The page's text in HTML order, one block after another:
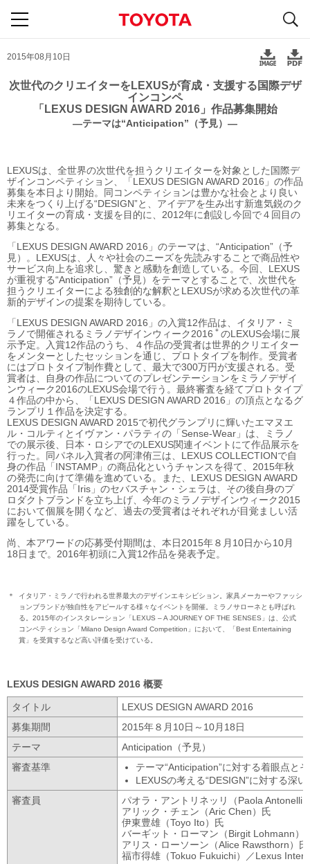
2015年08月10日
次世代のクリエイターをLEXUSが育成・支援する国際デザ
インコンペ
「LEXUS DESIGN AWARD 2016」作品募集開始
―テーマは“Anticipation”（予見）―
LEXUSは、全世界の次世代を担うクリエイターを対象とした国際デ
ザインコンペティション、「LEXUS DESIGN AWARD 2016」の作品
募集を本日より開始。同コンペティションは豊かな社会とより良い
未来をつくり上げる“DESIGN”と、アイデアを生み出す新進気鋭のク
リエイターの育成・支援を目的に、2012年に創設し今回で４回目の
募集となる。
「LEXUS DESIGN AWARD 2016」のテーマは、“Anticipation”（予
見）。LEXUSは、人々や社会のニーズを先読みすることで商品性や
サービス向上を追求し、驚きと感動を創造している。今回、LEXUS
が重視する“Anticipation”（予見）をテーマとすることで、次世代を
担うクリエイターによる独創的な解釈とLEXUSが求める次世代の革
新的デザインの提案を期待している。
「LEXUS DESIGN AWARD 2016」の入賞12作品は、イタリア・ミ
ラノで開催されるミラノデザインウィーク2016 ＊ のLEXUS会場に展
示予定。入賞12作品のうち、４作品の受賞者は世界的クリエイター
をメンターとしたセッションを通じ、プロトタイプを制作。受賞者
にはプロトタイプ制作費として、最大で300万円が支援される。受
賞者は、自身の作品についてのプレゼンテーションをミラノデザイ
ンウィーク2016のLEXUS会場で行う。最終審査を経てプロトタイプ
４作品の中から、「LEXUS DESIGN AWARD 2016」の頂点となるグ
ランプリ１作品を決定する。
LEXUS DESIGN AWARD 2015で初代グランプリに輝いたエマヌエ
ル・コルティとイヴァン・パラティの「Sense-Wear」は、ミラノ
での展示後、日本・ロシアでのLEXUS関連イベントにて作品展示を
行った。同パネル入賞者の阿津侑三は、LEXUS COLLECTIONで自
身の作品「INSTAMP」の商品化というチャンスを得て、2015年秋
の発売に向けて準備を進めている。また、LEXUS DESIGN AWARD
2014受賞作品「Iris」のセバスチャン・シェラは、その後自身のプ
ロダクトブランドを立ち上げ、今年のミラノデザインウィーク2015
において個展を開くなど、過去の受賞者はそれぞれが目覚ましい活
躍をしている。
尚、本アワードの応募受付期間は、本日2015年８月10日から10月
18日まで。2016年初頭に入賞12作品を発表予定。
＊
イタリア・ミラノで行われる世界最大のデザインエキシビション。家具メーカーやファッシ
ョンブランドが独自性をアピールする様々なイベントを開催。ミラノサローネとも呼ばれ
る。2015年のインスタレーション「LEXUS – A JOURNEY OF THE SENSES」は、公式
コンペティション「Milano Design Award Competition」において、「Best Entertaining
賞」を受賞するなど高い評価を受けている。
LEXUS DESIGN AWARD 2016 概要
タイトル
LEXUS DESIGN AWARD 2016
募集期間
2015年８月10日～10月18日
テーマ
Anticipation（予見）
審査基準
テーマ“Anticipation”に対する着眼点と
LEXUSの考える“DESIGN”に対する深い
審査員
パオラ・アントリネッリ（Paola Antonelli
アリック・チェン（Aric Chen）氏
伊東豊雄（Toyo Ito）氏
バーギット・ローマン（Birgit Lohmann）
アリス・ローソーン（Alice Rawsthorn）氏
福市得雄（Tokuo Fukuichi）／Lexus